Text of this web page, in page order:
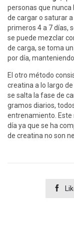
personas que
de cargar o saturar
primeros 4 a 7 días,
se puede mezclar
de carga, se toma
por día,
El otro método
creatina a lo largo
se salta la fase de
gramos diarios,
entrenamiento. Este
día ya que se ha
de creatina no son
